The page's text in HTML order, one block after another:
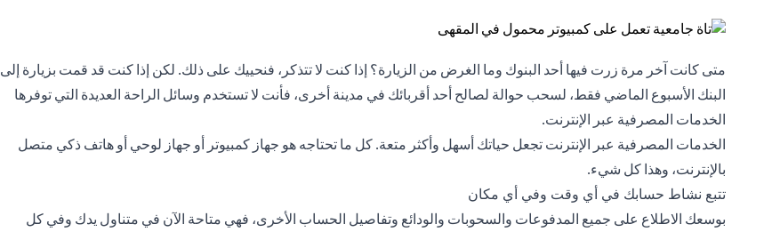
متى كانت آخر مرة زرت فيها أحد البنوك وما الغرض من الزيارة؟ إذا كنت لا تتذكر، فنحييك على ذلك. لكن إذا كنت قد قمت بزيارة إلى
البنك الأسبوع الماضي فقط، لسحب حوالة لصالح أحد أقربائك في مدينة أخرى، فأنت لا تستخدم وسائل الراحة العديدة التي توفرها
الخدمات المصرفية عبر الإنترنت.
الخدمات المصرفية عبر الإنترنت تجعل حياتك أسهل وأكثر متعة. كل ما تحتاجه هو جهاز كمبيوتر أو جهاز لوحي أو هاتف ذكي متصل
بالإنترنت، وهذا كل شيء.
تتبع نشاط حسابك في أي وقت وفي أي مكان
بوسعك الاطلاع على جميع المدفوعات والسحوبات والودائع وتفاصيل الحساب الأخرى، فهي متاحة الآن في متناول يدك وفي كل